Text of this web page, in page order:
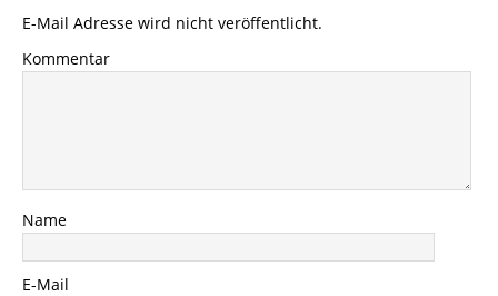
E-Mail Adresse wird nicht veröffentlicht.
Kommentar
Name
E-Mail